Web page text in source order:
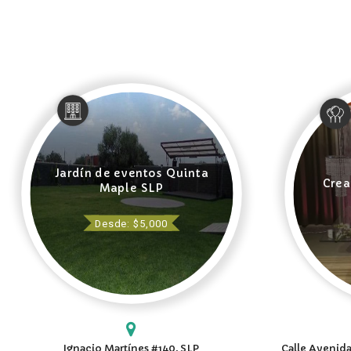
Jardín de eventos Quinta
Maple SLP
Desde: $5,000
Ignacio Martínes #140, SLP Calle